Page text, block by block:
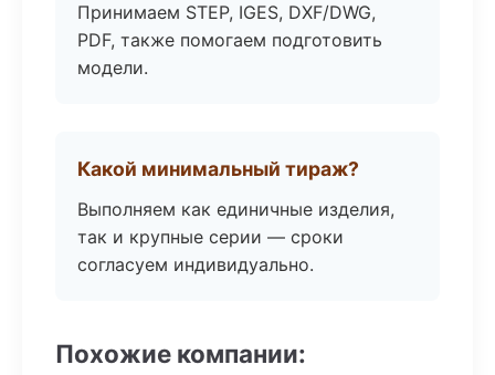
Принимаем STEP, IGES, DXF/DWG,
PDF, также помогаем подготовить
модели.
Какой минимальный тираж?
Выполняем как единичные изделия,
так и крупные серии — сроки
согласуем индивидуально.
Похожие компании: